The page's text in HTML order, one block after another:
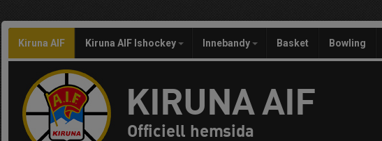
Kiruna AIF Kiruna AIF Ishockey Innebandy Basket Bowling
KIRUNA AIF
Officiell hemsida